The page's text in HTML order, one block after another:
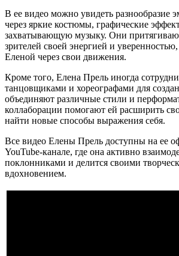
В ее видео можно увидеть разнообразие
через яркие костюмы, графические
захватывающую музыку. Они
зрителей своей энергией и
Еленой через свои движения.
Кроме того, Елена Прель иногда
танцовщиками и хореографами для
объединяют различные стили и
коллаборации помогают ей расширить
найти новые способы выражения себя.
Все видео Елены Прель доступны на ее
YouTube-канале, где она активно
поклонниками и делится своими
вдохновением.